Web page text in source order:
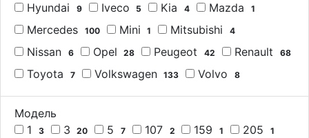
Hyundai 9 Iveco 5 Kia 4 Mazda 1
Mercedes 100 Mini 1 Mitsubishi 4
Nissan 6 Opel 28 Peugeot 42 Renault 68
Toyota 7 Volkswagen 133 Volvo 8
Модель
1
3 3 20 5 7 107 2 159 1 205 1